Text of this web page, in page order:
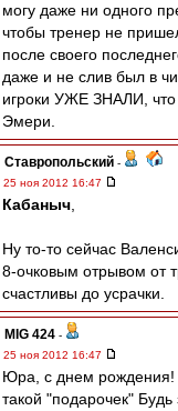
могу даже ни одного
чтобы тренер не
после своего
даже и не слив был в
игроки УЖЕ ЗНАЛИ, что
Эмери.
Ставропольский -
25 ноя 2012 16:47
Кабаныч
Ну то-то сейчас
8-очковым отрывом от
счастливы до усрачки.
MIG 424 -
25 ноя 2012 16:47
Юра, с днем рождения!
такой "подарочек" Будь